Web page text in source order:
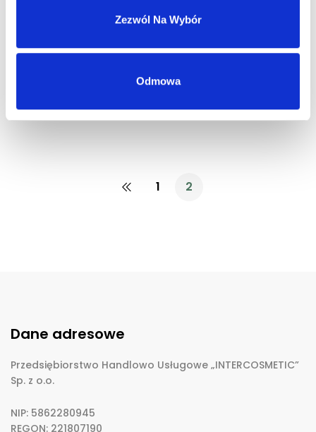
Zezwól Na Wybór
Odmowa
1 2
Dane adresowe
Przedsiębiorstwo Handlowo Usługowe „INTERCOSMETIC”
Sp. z o.o.
NIP: 5862280945
REGON: 221807190